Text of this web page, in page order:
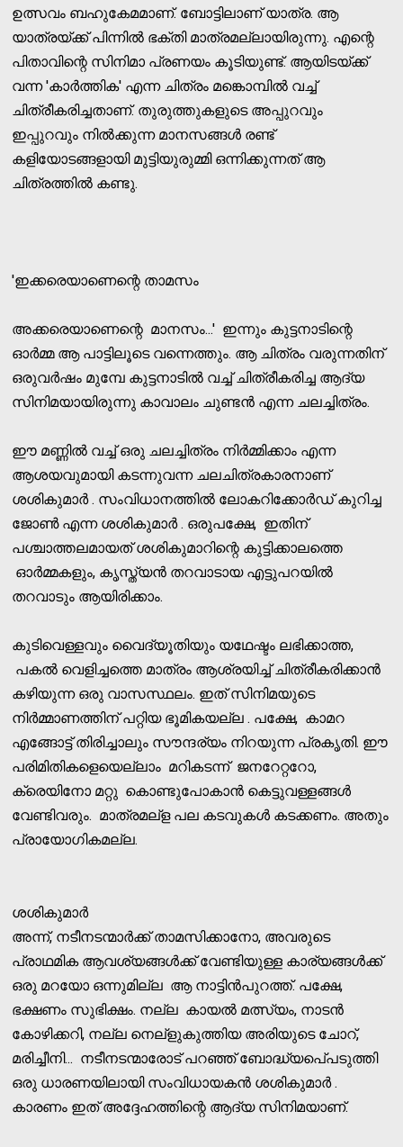
ഉത്സവം ബഹുകേമമാണ്. ബോട്ടിലാണ് യാത്ര. ആ
യാത്രയ്ക്ക് പിന്നില്‍ ഭക്തി മാത്രമല്ലായിരുന്നു. എന്റെ
പിതാവിന്റെ സിനിമാ പ്രണയം കൂടിയുണ്ട്. ആയിടയ്ക്ക്
വന്ന 'കാര്‍ത്തിക' എന്ന ചിത്രം മങ്കൊമ്പില്‍ വച്ച്
ചിത്രീകരിച്ചതാണ്. തുരുത്തുകളുടെ അപ്പുറവും
ഇപ്പുറവും നില്‍ക്കുന്ന മാനസങ്ങള്‍ രണ്ട്
കളിയോടങ്ങളായി മുട്ടിയുരുമ്മി ഒന്നിക്കുന്നത് ആ
ചിത്രത്തില്‍ കണ്ടു.
'ഇക്കരെയാണെന്റെ താമസം
അക്കരെയാണെന്റെ മാനസം...' ഇന്നും കുട്ടനാടിന്റെ
ഓര്‍മ്മ ആ പാട്ടിലൂടെ വന്നെത്തും. ആ ചിത്രം വരുന്നതിന്
ഒരുവര്‍ഷം മുമ്പേ കുട്ടനാടില്‍ വച്ച് ചിത്രീകരിച്ച ആദ്യ
സിനിമയായിരുന്നു കാവാലം ചുണ്ടന്‍ എന്ന ചലച്ചിത്രം.
ഈ മണ്ണില്‍ വച്ച് ഒരു ചലച്ചിത്രം നിര്‍മ്മിക്കാം എന്ന
ആശയവുമായി കടന്നുവന്ന ചലചിത്രകാരനാണ്
ശശികുമാര്‍ . സംവിധാനത്തില്‍ ലോകറിക്കോര്‍ഡ് കുറിച്ച
ജോണ്‍ എന്ന ശശികുമാര്‍ . ഒരുപക്ഷേ, ഇതിന്
പശ്ചാത്തലമായത് ശശികുമാറിന്റെ കുട്ടിക്കാലത്തെ
ഓര്‍മ്മകളും, കൃസ്ത്യന്‍ തറവാടായ എട്ടുപറയില്‍
തറവാടും ആയിരിക്കാം.
കുടിവെള്ളവും വൈദ്യൂതിയും യഥേഷ്ടം ലഭിക്കാത്ത,
പകല്‍ വെളിച്ചത്തെ മാത്രം ആശ്രയിച്ച് ചിത്രീകരിക്കാന്‍
കഴിയുന്ന ഒരു വാസസ്ഥലം. ഇത് സിനിമയുടെ
നിര്‍മ്മാണത്തിന് പറ്റിയ ഭൂമികയല്ല . പക്ഷേ, കാമറ
എങ്ങോട്ട് തിരിച്ചാലും സൗന്ദര്യം നിറയുന്ന പ്രകൃതി. ഈ
പരിമിതികളെയെല്ലാം മറികടന്ന് ജനറേറ്ററോ,
ക്രെയിനോ മറ്റു കൊണ്ടുപോകാന്‍ കെട്ടുവള്ളങ്ങള്‍
വേണ്ടിവരും. മാത്രമല്‌ള പല കടവുകള്‍ കടക്കണം. അതും
പ്രായോഗികമല്ല.
ശശികുമാര്‍
അന്ന്, നടീനടന്മാര്‍ക്ക് താമസിക്കാനോ, അവരുടെ
പ്രാഥമിക ആവശ്യങ്ങള്‍ക്ക് വേണ്ടിയുള്ള കാര്യങ്ങള്‍ക്ക്
ഒരു മറയോ ഒന്നുമില്ല ആ നാട്ടിന്‍പുറത്ത്. പക്ഷേ,
ഭക്ഷണം സുഭിക്ഷം. നല്ല കായല്‍ മത്സ്യം, നാടന്‍
കോഴിക്കറി, നല്ല നെല്‌ളുകുത്തിയ അരിയുടെ ചോറ്,
മരിച്ചീനി... നടീനടന്മാരോട് പറഞ്ഞ് ബോദ്ധ്യപെ്പടുത്തി
ഒരു ധാരണയിലായി സംവിധായകന്‍ ശശികുമാര്‍ .
കാരണം ഇത് അദ്ദേഹത്തിന്റെ ആദ്യ സിനിമയാണ്.